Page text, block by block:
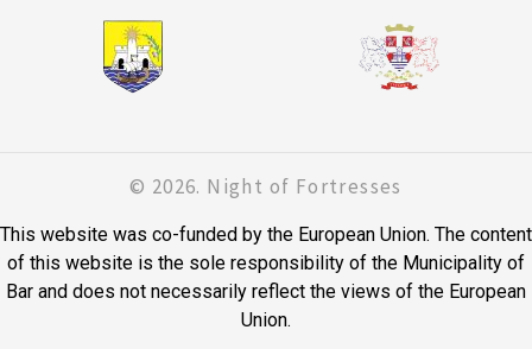
© 2026. Night of Fortresses
This website was co-funded by the European Union. The content
of this website is the sole responsibility of the Municipality of
Bar and does not necessarily reflect the views of the European
Union.